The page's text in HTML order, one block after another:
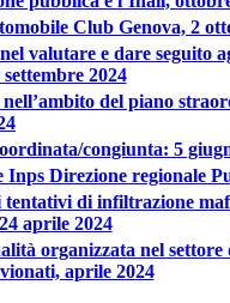
Club Genova, 2
e dare seguito
2024
del piano
congiunta: 5
Direzione regionale
di infiltrazione
aprile 2024
organizzata nel settore
aprile 2024